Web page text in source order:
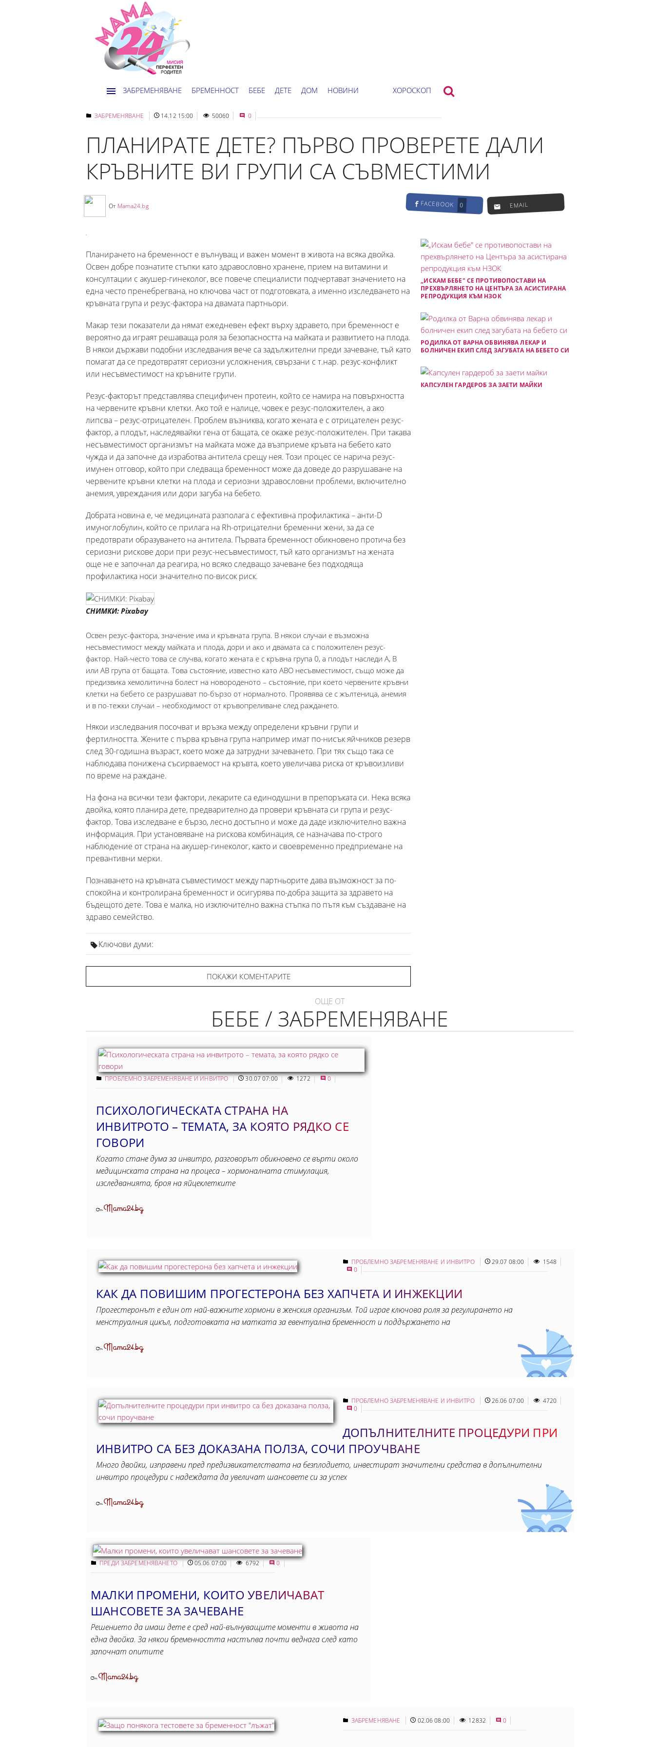
ЗАБРЕМЕНЯВАНЕ БРЕМЕННОСТ БЕБЕ ДЕТЕ ДОМ НОВИНИ ХОРОСКОП
ЗАБРЕМЕНЯВАНЕ 14.12 15:00 50060 0
ПЛАНИРАТЕ ДЕТЕ? ПЪРВО ПРОВЕРЕТЕ ДАЛИ
КРЪВНИТЕ ВИ ГРУПИ СА СЪВМЕСТИМИ
От Mama24.bg FACEBOOK 0 EMAIL
Планирането на бременност е вълнуващ и важен момент в живота на всяка двойка.
Освен добре познатите стъпки като здравословно хранене, прием на витамини и
консултации с акушер-гинеколог, все повече специалисти подчертават значението на
една често пренебрегвана, но ключова част от подготовката, а именно изследването на
кръвната група и резус-фактора на двамата партньори.
Макар тези показатели да нямат ежедневен ефект върху здравето, при бременност е
вероятно да играят решаваща роля за безопасността на майката и развитието на плода.
В някои държави подобни изследвания вече са задължителни преди зачеване, тъй като
помагат да се предотвратят сериозни усложнения, свързани с т.нар. резус-конфликт
или несъвместимост на кръвните групи.
Резус-факторът представлява специфичен протеин, който се намира на повърхността
на червените кръвни клетки. Ако той е налице, човек е резус-положителен, а ако
липсва – резус-отрицателен. Проблем възниква, когато жената е с отрицателен резус-
фактор, а плодът, наследявайки гена от бащата, се окаже резус-положителен. При такава
несъвместимост организмът на майката може да възприеме кръвта на бебето като
чужда и да започне да изработва антитела срещу нея. Този процес се нарича резус-
имунен отговор, който при следваща бременност може да доведе до разрушаване на
червените кръвни клетки на плода и сериозни здравословни проблеми, включително
анемия, увреждания или дори загуба на бебето.
Добрата новина е, че медицината разполага с ефективна профилактика – анти-D
имуноглобулин, който се прилага на Rh-отрицателни бременни жени, за да се
предотврати образуването на антитела. Първата бременност обикновено протича без
сериозни рискове дори при резус-несъвместимост, тъй като организмът на жената
още не е започнал да реагира, но всяко следващо зачеване без подходяща
профилактика носи значително по-висок риск.
СНИМКИ: Pixabay
Освен резус-фактора, значение има и кръвната група. В някои случаи е възможна
несъвместимост между майката и плода, дори и ако и двамата са с положителен резус-
фактор. Най-често това се случва, когато жената е с кръвна група 0, а плодът наследи A, B
или AB група от бащата. Това състояние, известно като ABO несъвместимост, също може да
предизвика хемолитична болест на новороденото – състояние, при което червените кръвни
клетки на бебето се разрушават по-бързо от нормалното. Проявява се с жълтеница, анемия
и в по-тежки случаи – необходимост от кръвопреливане след раждането.
Някои изследвания посочват и връзка между определени кръвни групи и
фертилността. Жените с първа кръвна група например имат по-нисък яйчников резерв
след 30-годишна възраст, което може да затрудни зачеването. При тях също така се
наблюдава понижена съсирваемост на кръвта, което увеличава риска от кръвоизливи
по време на раждане.
На фона на всички тези фактори, лекарите са единодушни в препоръката си. Нека всяка
двойка, която планира дете, предварително да провери кръвната си група и резус-
фактор. Това изследване е бързо, лесно достъпно и може да даде изключително важна
информация. При установяване на рискова комбинация, се назначава по-строго
наблюдение от страна на акушер-гинеколог, както и своевременно предприемане на
превантивни мерки.
Познаването на кръвната съвместимост между партньорите дава възможност за по-
спокойна и контролирана бременност и осигурява по-добра защита за здравето на
бъдещото дете. Това е малка, но изключително важна стъпка по пътя към създаване на
здраво семейство.
Ключови думи:
ПОКАЖИ КОМЕНТАРИТЕ
„ИСКАМ БЕБЕ" СЕ ПРОТИВОПОСТАВИ НА
ПРЕХВЪРЛЯНЕТО НА ЦЕНТЪРА ЗА АСИСТИРАНА
РЕПРОДУКЦИЯ КЪМ НЗОК
РОДИЛКА ОТ ВАРНА ОБВИНЯВА ЛЕКАР И
БОЛНИЧЕН ЕКИП СЛЕД ЗАГУБАТА НА БЕБЕТО СИ
КАПСУЛЕН ГАРДЕРОБ ЗА ЗАЕТИ МАЙКИ
ОЩЕ ОТ
БЕБЕ / ЗАБРЕМЕНЯВАНЕ
ПРОБЛЕМНО ЗАБРЕМЕНЯВАНЕ И ИНВИТРО 30.07 07:00 1272 0
ПСИХОЛОГИЧЕСКАТА СТРАНА НА
ИНВИТРОТО – ТЕМАТА, ЗА КОЯТО РЯДКО СЕ
ГОВОРИ
Когато стане дума за инвитро, разговорът обикновено се върти около
медицинската страна на процеса – хормоналната стимулация,
изследванията, броя на яйцеклетките
ОтMama24.bg
ПРОБЛЕМНО ЗАБРЕМЕНЯВАНЕ И ИНВИТРО 29.07 08:00
1548
0
КАК ДА ПОВИШИМ ПРОГЕСТЕРОНА БЕЗ ХАПЧЕТА И ИНЖЕКЦИИ
Прогестеронът е един от най-важните хормони в женския организъм. Той играе ключова роля за регулирането на
менструалния цикъл, подготовката на матката за евентуална бременност и поддържането на
ОтMama24.bg
ПРОБЛЕМНО ЗАБРЕМЕНЯВАНЕ И ИНВИТРО 26.06 07:00
4720
0
ДОПЪЛНИТЕЛНИТЕ ПРОЦЕДУРИ ПРИ
ИНВИТРО СА БЕЗ ДОКАЗАНА ПОЛЗА, СОЧИ ПРОУЧВАНЕ
Много двойки, изправени пред предизвикателствата на безплодието, инвестират значителни средства в допълнителни
инвитро процедури с надеждата да увеличат шансовете си за успех
ОтMama24.bg
ПРЕДИ ЗАБРЕМЕНЯВАНЕТО 05.06 07:00 6792 0
МАЛКИ ПРОМЕНИ, КОИТО УВЕЛИЧАВАТ
ШАНСОВЕТЕ ЗА ЗАЧЕВАНЕ
Решението да имаш дете е сред най-вълнуващите моменти в живота на
една двойка. За някои бременността настъпва почти веднага след като
започнат опитите
ОтMama24.bg
ЗАБРЕМЕНЯВАНЕ 02.06 08:00 12832 0